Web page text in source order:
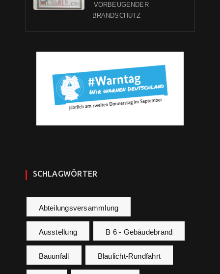
VORBEUGENDER
BRANDSCHUTZ
SCHLAGWÖRTER
Abteilungsversammlung
Ausstellung B 6 - Gebäudebrand
Bauunfall Blaulicht-Rundfahrt